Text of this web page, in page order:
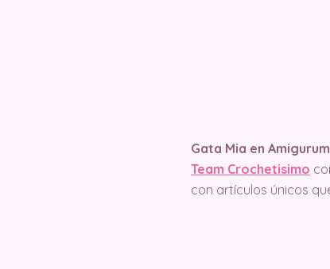
Gata Mia en
Team Crochetisimo
con artículos únicos